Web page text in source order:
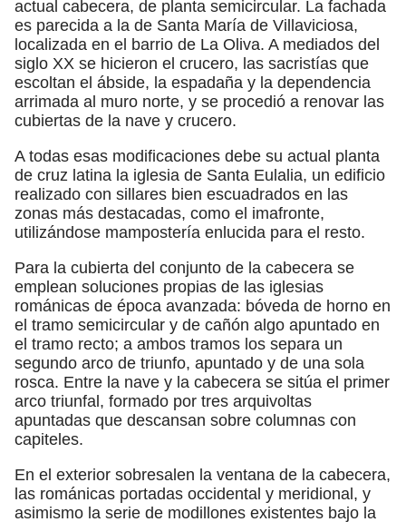
actual cabecera, de planta semicircular. La fachada
es parecida a la de Santa María de Villaviciosa,
localizada en el barrio de La Oliva. A mediados del
siglo XX se hicieron el crucero, las sacristías que
escoltan el ábside, la espadaña y la dependencia
arrimada al muro norte, y se procedió a renovar las
cubiertas de la nave y crucero.
A todas esas modificaciones debe su actual planta
de cruz latina la iglesia de Santa Eulalia, un edificio
realizado con sillares bien escuadrados en las
zonas más destacadas, como el imafronte,
utilizándose mampostería enlucida para el resto.
Para la cubierta del conjunto de la cabecera se
emplean soluciones propias de las iglesias
románicas de época avanzada: bóveda de horno en
el tramo semicircular y de cañón algo apuntado en
el tramo recto; a ambos tramos los separa un
segundo arco de triunfo, apuntado y de una sola
rosca. Entre la nave y la cabecera se sitúa el primer
arco triunfal, formado por tres arquivoltas
apuntadas que descansan sobre columnas con
capiteles.
En el exterior sobresalen la ventana de la cabecera,
las románicas portadas occidental y meridional, y
asimismo la serie de modillones existentes bajo la